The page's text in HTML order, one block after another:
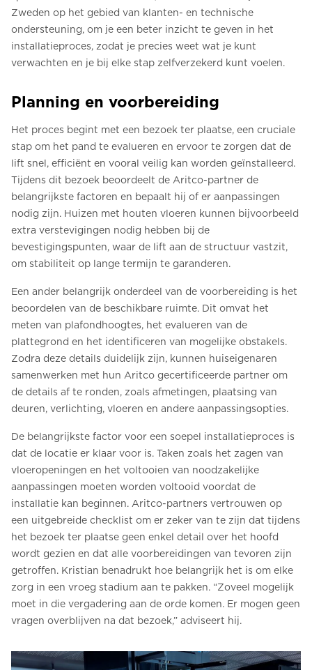
Zweden op het gebied van klanten- en technische
ondersteuning, om je een beter inzicht te geven in het
installatieproces, zodat je precies weet wat je kunt
verwachten en je bij elke stap zelfverzekerd kunt voelen.
Planning en voorbereiding
Het proces begint met een bezoek ter plaatse, een cruciale
stap om het pand te evalueren en ervoor te zorgen dat de
lift snel, efficiënt en vooral veilig kan worden geïnstalleerd.
Tijdens dit bezoek beoordeelt de Aritco-partner de
belangrijkste factoren en bepaalt hij of er aanpassingen
nodig zijn. Huizen met houten vloeren kunnen bijvoorbeeld
extra verstevigingen nodig hebben bij de
bevestigingspunten, waar de lift aan de structuur vastzit,
om stabiliteit op lange termijn te garanderen.
Een ander belangrijk onderdeel van de voorbereiding is het
beoordelen van de beschikbare ruimte. Dit omvat het
meten van plafondhoogtes, het evalueren van de
plattegrond en het identificeren van mogelijke obstakels.
Zodra deze details duidelijk zijn, kunnen huiseigenaren
samenwerken met hun Aritco gecertificeerde partner om
de details af te ronden, zoals afmetingen, plaatsing van
deuren, verlichting, vloeren en andere aanpassingsopties.
De belangrijkste factor voor een soepel installatieproces is
dat de locatie er klaar voor is. Taken zoals het zagen van
vloeropeningen en het voltooien van noodzakelijke
aanpassingen moeten worden voltooid voordat de
installatie kan beginnen. Aritco-partners vertrouwen op
een uitgebreide checklist om er zeker van te zijn dat tijdens
het bezoek ter plaatse geen enkel detail over het hoofd
wordt gezien en dat alle voorbereidingen van tevoren zijn
getroffen. Kristian benadrukt hoe belangrijk het is om elke
zorg in een vroeg stadium aan te pakken. “Zoveel mogelijk
moet in die vergadering aan de orde komen. Er mogen geen
vragen overblijven na dat bezoek,” adviseert hij.